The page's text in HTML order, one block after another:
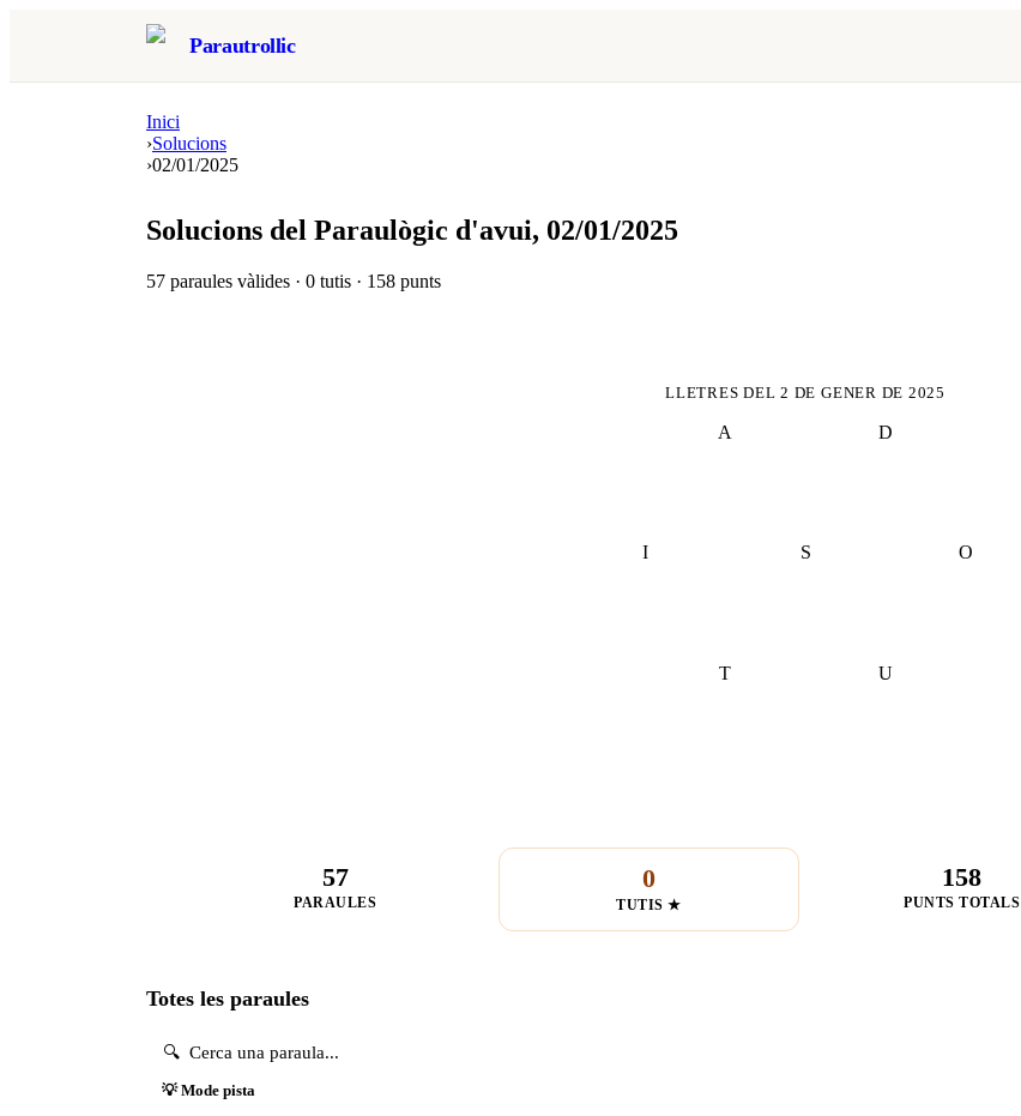
Parautrollic
Inici
›Solucions
›02/01/2025
Solucions del Paraulògic d'avui, 02/01/2025
57 paraules vàlides · 0 tutis · 158 punts
LLETRES DEL2 DE GENER DE 2025
S
A D
I O
T U
57
PARAULES
0
TUTIS ★
158
PUNTS TOTALS
Totes les paraules
💡 Mode pista